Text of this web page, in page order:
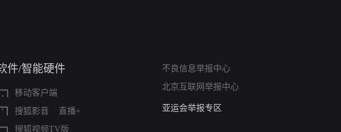
件/智能硬件
移动客户端
搜狐影音
直播+
搜狐视频TV版
不良信息举报中心
北京互联网举报中心
算法推荐专项举报
亚运会举报专区